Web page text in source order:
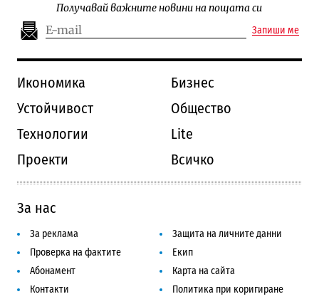
Получавай важните новини на пощата си
Запиши ме
Икономика
Бизнес
Устойчивост
Общество
Технологии
Lite
Проекти
Всичко
За нас
За реклама
Защита на личните данни
Проверка на фактите
Екип
Абонамент
Карта на сайта
Контакти
Политика при коригиране